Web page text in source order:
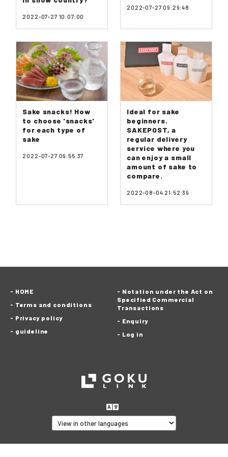
2022-07-27 10:07:00
2022-07-27 09:29:48
Sake snacks! How
to choose 'snacks'
for each type of
sake
2022-07-27 09:55:37
Ideal for sake
beginners.
SAKEPOST, a
regular delivery
service where you
can enjoy a small
amount of sake to
compare.
2022-08-04 21:52:39
HOME
Terms and conditions
Privacy policy
guideline
Notation under the Act on
Specified Commercial
Transactions
Enquiry
Log in